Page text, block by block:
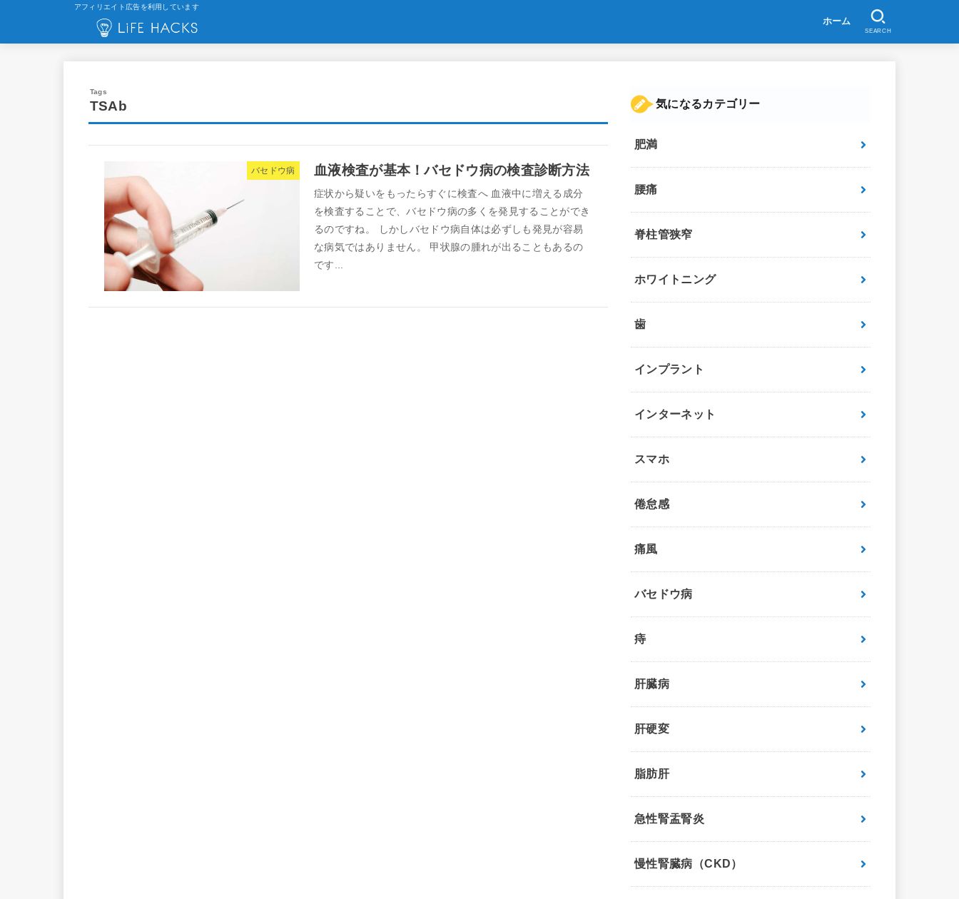
アフィリエイト広告を利用しています
ホーム
SEARCH
TSAb
バセドウ病 血液検査が基本！バセドウ病の検査診断方法
症状から疑いをもったらすぐに検査へ 血液中に増える成分
を検査することで、バセドウ病の多くを発見することができ
るのですね。 しかしバセドウ病自体は必ずしも発見が容易
な病気ではありません。 甲状腺の腫れが出ることもあるの
です...
気になるカテゴリー
肥満
腰痛
脊柱管狭窄
ホワイトニング
歯
インプラント
インターネット
スマホ
倦怠感
痛風
バセドウ病
痔
肝臓病
肝硬変
脂肪肝
急性腎盂腎炎
慢性腎臓病（CKD）